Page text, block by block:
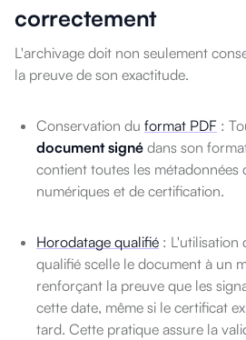
correctement
L'archivage doit non seulement
la preuve de son exactitude.
Conservation du format PDF :
document signé dans son
contient toutes les métadonnées
numériques et de certification.
Horodatage qualifié : L'utilisation
qualifié scelle le document à un
renforçant la preuve que les
cette date, même si le certificat
tard. Cette pratique assure la